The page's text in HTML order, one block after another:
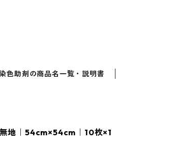
色助剤の商品名一覧・説明書
地｜54cm×54cm｜10枚×1